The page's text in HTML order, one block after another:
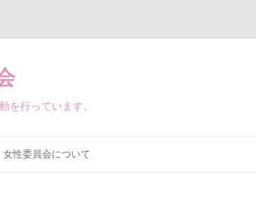
を行っています。
女性委員会について